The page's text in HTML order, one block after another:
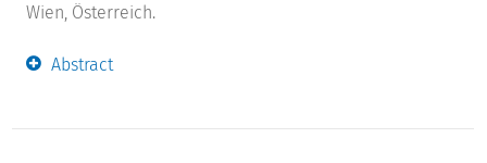
Wien, Österreich.
Abstract